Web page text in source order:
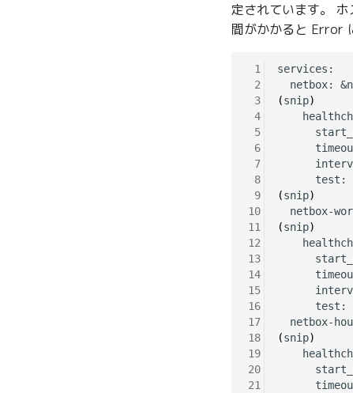
定されています。
間がかかると Error
1
2
3
4
5
6
7
8
9
10
11
12
13
14
15
16
17
18
19
20
21
services:
(snip)
      test:
(snip)
(snip)
      test:
(snip)